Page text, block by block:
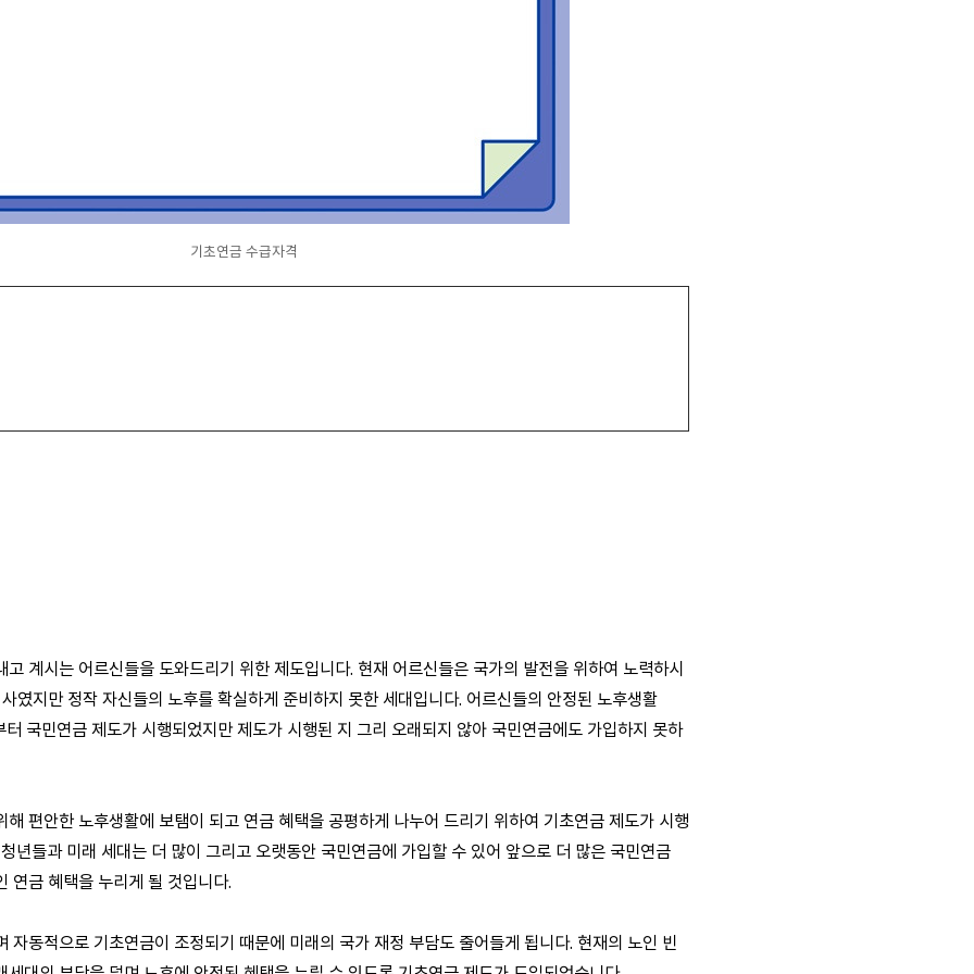
기초연금 수급자격
계시는 어르신들을 도와드리기 위한 제도입니다. 현재 어르신들은 국가의 발전을 위하여 노력하시
였지만 정작 자신들의 노후를 확실하게 준비하지 못한 세대입니다. 어르신들의 안정된 노후생활
국민연금 제도가 시행되었지만 제도가 시행된 지 그리 오래되지 않아 국민연금에도 가입하지 못하
해 편안한 노후생활에 보탬이 되고 연금 혜택을 공평하게 나누어 드리기 위하여 기초연금 제도가 시행
년들과 미래 세대는 더 많이 그리고 오랫동안 국민연금에 가입할 수 있어 앞으로 더 많은 국민연금
연금 혜택을 누리게 될 것입니다.
자동적으로 기초연금이 조정되기 때문에 미래의 국가 재정 부담도 줄어들게 됩니다. 현재의 노인 빈